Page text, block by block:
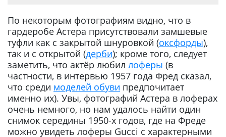
По некоторым фотографиям видно, что в
гардеробе Астера присутствовали замшевые
туфли как с закрытой шнуровкой (оксфорды),
так и с открытой (дерби); кроме того, следует
заметить, что актёр любил лоферы (в
частности, в интервью 1957 года Фред сказал,
что среди моделей обуви предпочитает
именно их). Увы, фотографий Астера в лоферах
очень немного, но нам удалось найти один
снимок середины 1950-х годов, где на Фреде
можно увидеть лоферы Gucci с характерными